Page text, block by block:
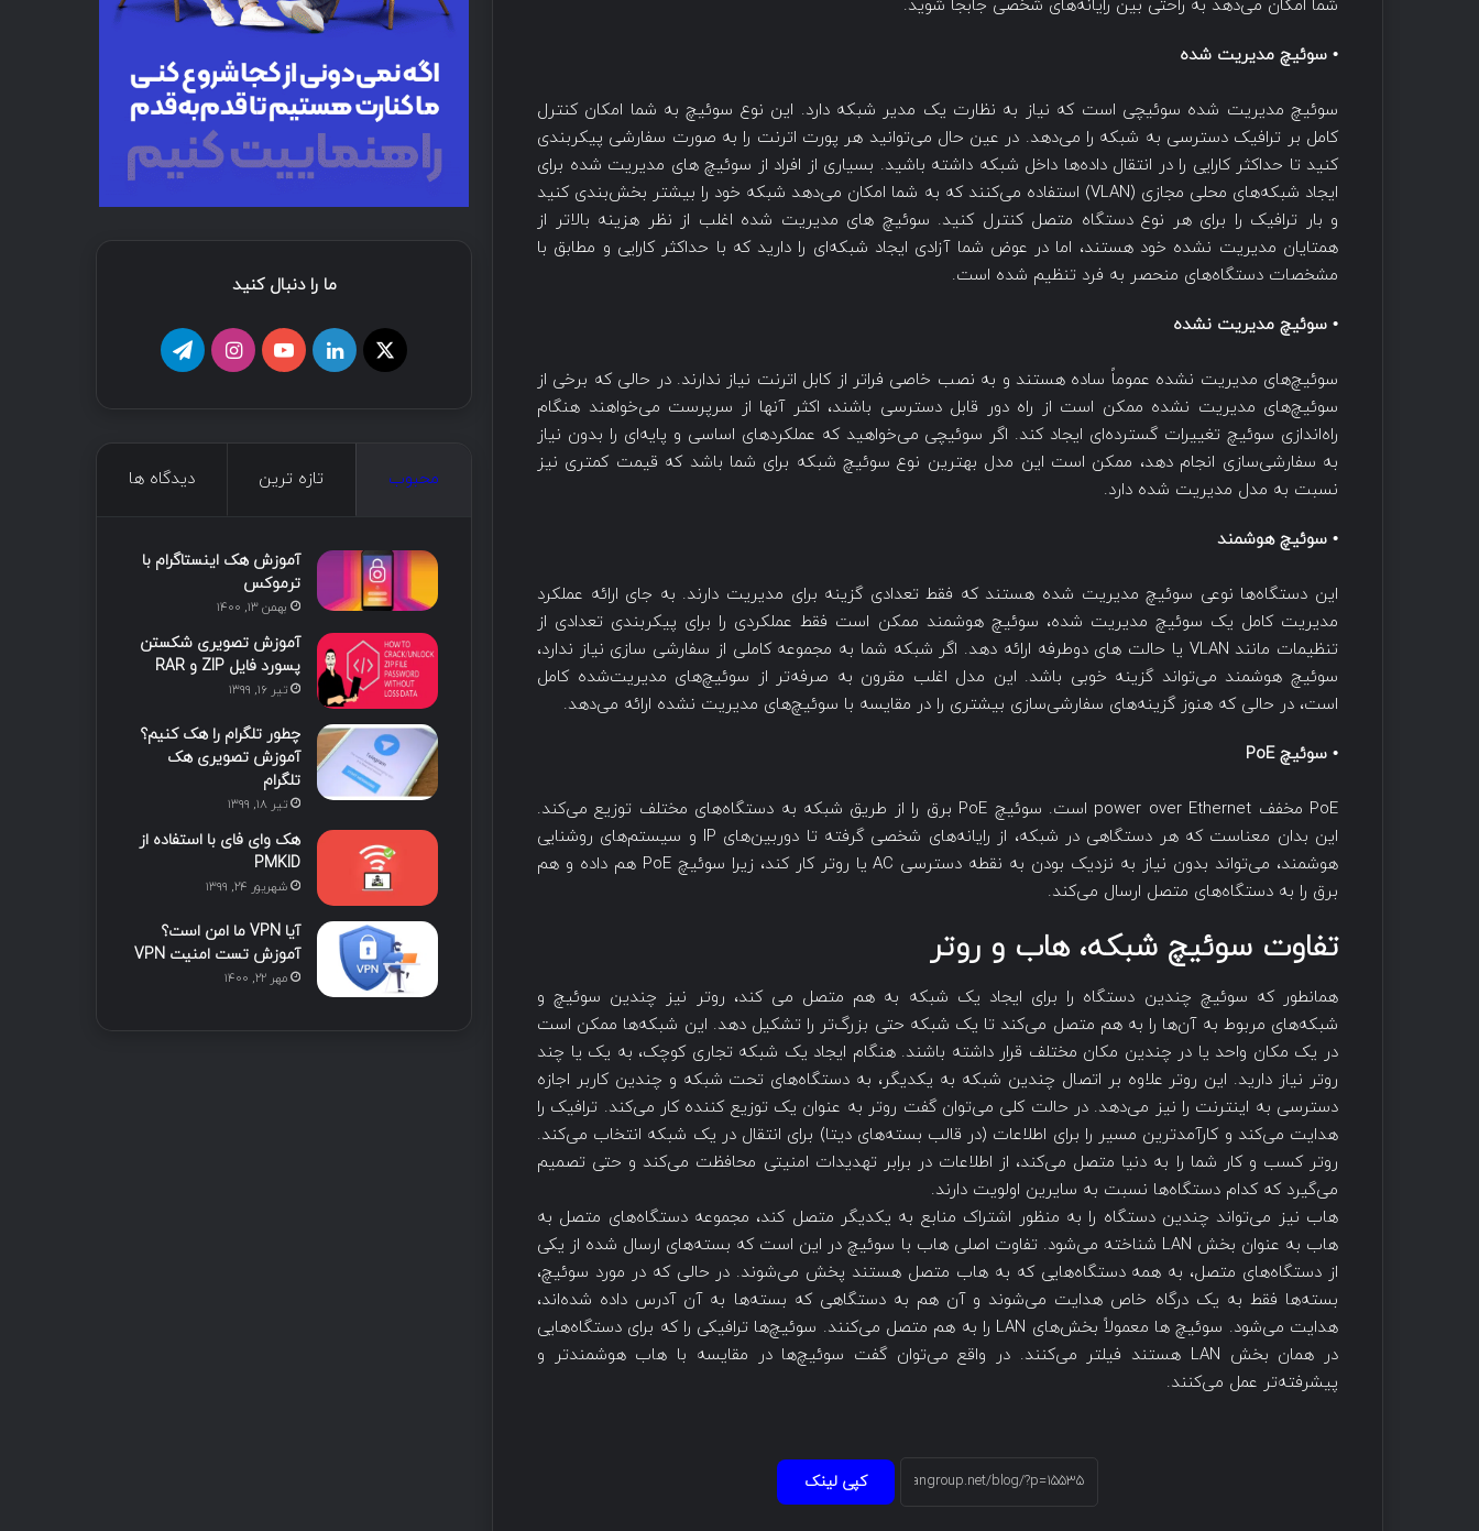
شما امکان می‌دهد به راحتی بین رایانه‌های شخصی جابجا شوید.
• سوئیچ مدیریت شده
سوئیچ مدیریت شده سوئیچی است که نیاز به نظارت یک مدیر شبکه دارد. این نوع سوئیچ به شما امکان کنترل
کامل بر ترافیک دسترسی به شبکه را می‌دهد. در عین حال می‌توانید هر پورت اترنت را به صورت سفارشی پیکربندی
کنید تا حداکثر کارایی را در انتقال داده‌ها داخل شبکه داشته باشید. بسیاری از افراد از سوئیچ های مدیریت شده برای
ایجاد شبکه‌های محلی مجازی (VLAN) استفاده می‌کنند که به شما امکان می‌دهد شبکه خود را بیشتر بخش‌بندی کنید
و بار ترافیک را برای هر نوع دستگاه متصل کنترل کنید. سوئیچ های مدیریت شده اغلب از نظر هزینه بالاتر از
همتایان مدیریت نشده خود هستند، اما در عوض شما آزادی ایجاد شبکه‌ای را دارید که با حداکثر کارایی و مطابق با
مشخصات دستگاه‌های منحصر به فرد تنظیم شده است.
• سوئیچ مدیریت نشده
سوئیچ‌های مدیریت نشده عموماً ساده هستند و به نصب خاصی فراتر از کابل اترنت نیاز ندارند. در حالی که برخی از
سوئیچ‌های مدیریت نشده ممکن است از راه دور قابل دسترسی باشند، اکثر آنها از سرپرست می‌خواهند هنگام
راه‌اندازی سوئیچ تغییرات گسترده‌ای ایجاد کند. اگر سوئیچی می‌خواهید که عملکردهای اساسی و پایه‌ای را بدون نیاز
به سفارشی‌سازی انجام دهد، ممکن است این مدل بهترین نوع سوئیچ شبکه برای شما باشد که قیمت کمتری نیز
نسبت به مدل مدیریت شده دارد.
• سوئیچ هوشمند
این دستگاه‌ها نوعی سوئیچ مدیریت شده هستند که فقط تعدادی گزینه برای مدیریت دارند. به جای ارائه عملکرد
مدیریت کامل یک سوئیچ مدیریت شده، سوئیچ هوشمند ممکن است فقط عملکردی را برای پیکربندی تعدادی از
تنظیمات مانند VLAN یا حالت های دوطرفه ارائه دهد. اگر شبکه شما به مجموعه کاملی از سفارشی سازی نیاز ندارد،
سوئیچ هوشمند می‌تواند گزینه خوبی باشد. این مدل اغلب مقرون به صرفه‌تر از سوئیچ‌های مدیریت‌شده کامل
است، در حالی که هنوز گزینه‌های سفارشی‌‌سازی بیشتری را در مقایسه با سوئیچ‌های مدیریت‌ نشده ارائه می‌دهد.
• سوئیچ PoE
PoE مخفف power over Ethernet است. سوئیچ PoE برق را از طریق شبکه به دستگاه‌های مختلف توزیع می‌کند.
این بدان معناست که هر دستگاهی در شبکه، از رایانه‌های شخصی گرفته تا دوربین‌های IP و سیستم‌های روشنایی
هوشمند، می‌تواند بدون نیاز به نزدیک بودن به نقطه دسترسی AC یا روتر کار کند، زیرا سوئیچ PoE هم داده و هم
برق را به دستگاه‌های متصل ارسال می‌کند.
تفاوت سوئیچ شبکه، هاب و روتر
همانطور که سوئیچ چندین دستگاه را برای ایجاد یک شبکه به هم متصل می کند، روتر نیز چندین سوئیچ و
شبکه‌های مربوط به آن‌ها را به هم متصل می‌کند تا یک شبکه حتی بزرگ‌تر را تشکیل دهد. این شبکه‌ها ممکن است
در یک مکان واحد یا در چندین مکان مختلف قرار داشته باشند. هنگام ایجاد یک شبکه تجاری کوچک، به یک یا چند
روتر نیاز دارید. این روتر علاوه بر اتصال چندین شبکه به یکدیگر، به دستگاه‌های تحت شبکه و چندین کاربر اجازه
دسترسی به اینترنت را نیز می‌دهد. در حالت کلی می‌توان گفت روتر به عنوان یک توزیع کننده کار می‌کند. ترافیک را
هدایت می‌کند و کارآمدترین مسیر را برای اطلاعات (در قالب بسته‌های دیتا) برای انتقال در یک شبکه انتخاب می‌کند.
روتر کسب و کار شما را به دنیا متصل می‌کند، از اطلاعات در برابر تهدیدات امنیتی محافظت می‌کند و حتی تصمیم
می‌گیرد که کدام دستگاه‌ها نسبت به سایرین اولویت دارند.
هاب نیز می‌تواند چندین دستگاه را به منظور اشتراک منابع به یکدیگر متصل کند، مجموعه دستگاه‌های متصل به
هاب به عنوان بخش LAN شناخته می‌شود. تفاوت اصلی هاب با سوئیچ در این است که بسته‌های ارسال شده از یکی
از دستگاه‌های متصل، به همه دستگاه‌هایی که به هاب متصل هستند پخش می‌شوند. در حالی که در مورد سوئیچ،
بسته‌ها فقط به یک درگاه خاص هدایت می‌شوند و آن هم به دستگاهی که بسته‌ها به آن آدرس داده شده‌اند،
هدایت می‌شود. سوئیچ ها معمولاً بخش‌های LAN را به هم متصل می‌کنند. سوئیچ‌ها ترافیکی را که برای دستگاه‌هایی
در همان بخش LAN هستند فیلتر می‌کنند. در واقع می‌توان گفت سوئیچ‌ها در مقایسه با هاب هوشمندتر و
پیشرفته‌تر عمل می‌کنند.
کپی لینک
ما را دنبال کنید
محبوب تازه ترین دیدگاه ها
آموزش هک اینستاگرام با
ترموکس
بهمن ۱۳, ۱۴۰۰
آموزش تصویری شکستن
پسورد فایل ZIP و RAR
تیر ۱۶, ۱۳۹۹
چطور تلگرام را هک کنیم؟
آموزش تصویری هک
تلگرام
تیر ۱۸, ۱۳۹۹
هک وای فای با استفاده از
PMKID
شهریور ۲۴, ۱۳۹۹
آیا VPN ما امن است؟
آموزش تست امنیت VPN
مهر ۲۲, ۱۴۰۰